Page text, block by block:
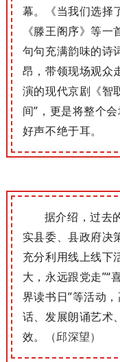
幕。
《当我们选择
《滕王阁序》等
句句充满韵味的诗
昂，带领现场观众
演的现代京剧《智
间”，更是将整个
好声不绝于耳。
据介绍，过去
实县委、县政府决
充分利用线上线下
大，永远跟党走”“
界读书日”等活动
话、发展朗诵艺术
效。
（邱深望）